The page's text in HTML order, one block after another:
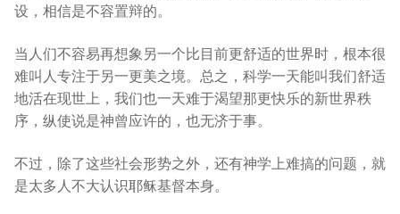
设，相信是不容置辩的。
当人们不容易再想象另一个比目前更舒适的世界时，根本很
难叫人专注于另一更美之境。总之，科学一天能叫我们舒适
地活在现世上，我们也一天难于渴望那更快乐的新世界秩
序，纵使说是神曾应许的，也无济于事。
不过，除了这些社会形势之外，还有神学上难搞的问题，就
是太多人不大认识耶稣基督本身。